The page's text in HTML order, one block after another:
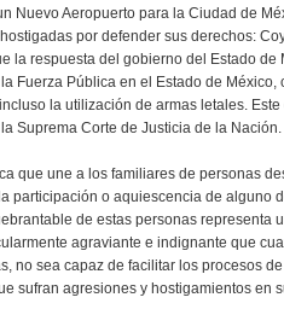
Nuevo Aeropuerto para la Ciudad de
por defender sus derechos:
la respuesta del gobierno del Estado de
Fuerza Pública en el Estado de México,
la utilización de armas letales.
Suprema Corte de Justicia de la Nación.
que une a los familiares de personas
participación o aquiescencia de alguno
de estas personas representa
agraviante e indignante que
no sea capaz de facilitar los procesos
sufran agresiones y hostigamientos en